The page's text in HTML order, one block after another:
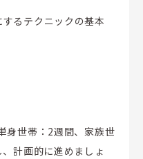
るテクニックの基本
身世帯：2週間、家族世
計画的に進めましょ